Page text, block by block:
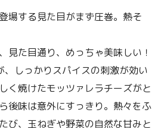
場する見た目がまず圧巻。熱そ
見た目通り、めっちゃ美味しい！
しっかりスパイスの刺激が効い
く焼けたモッツァレラチーズがと
後味は意外にすっきり。熱々をふ
び、玉ねぎや野菜の自然な甘みと